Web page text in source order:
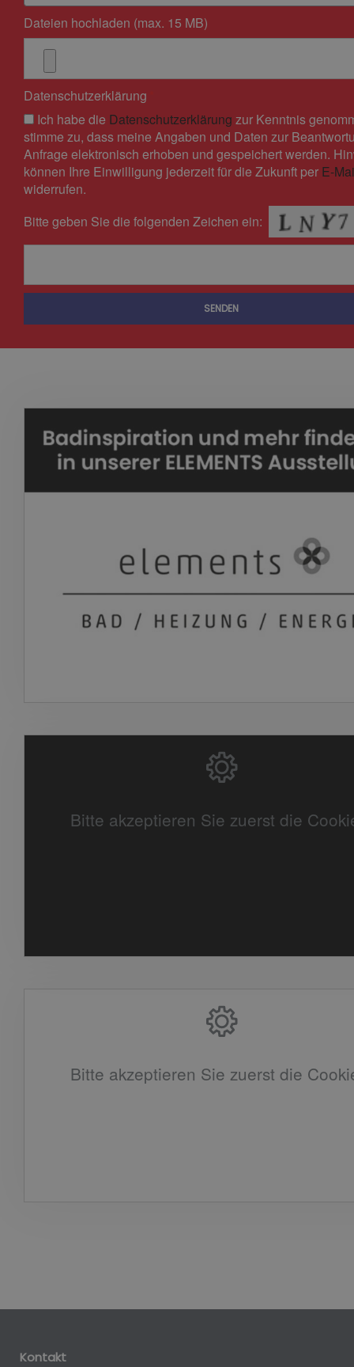
Dateien hochladen (max. 15 MB)
Datenschutzerklärung
Ich habe die Datenschutzerklärung zur Kenntnis
stimme zu, dass meine Angaben und Daten zur
Anfrage elektronisch erhoben und gespeichert werden.
können Ihre Einwilligung jederzeit für die Zukunft per E-
widerrufen.
Bitte geben Sie die folgenden Zeichen ein:
SENDEN
Bitte akzeptieren Sie zuerst die
Bitte akzeptieren Sie zuerst die
Kontakt